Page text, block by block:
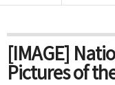
[IMAGE]
Pictures of